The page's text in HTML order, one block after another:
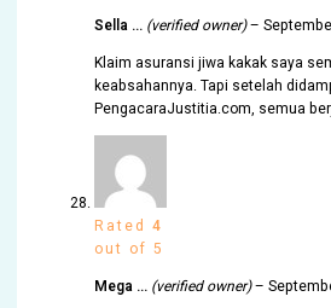
Sella … (verified owner)–
Klaim asuransi jiwa kakak saya
keabsahannya. Tapi setelah
PengacaraJustitia.com, semua
Rated4
out of 5
Mega … (verified owner)–